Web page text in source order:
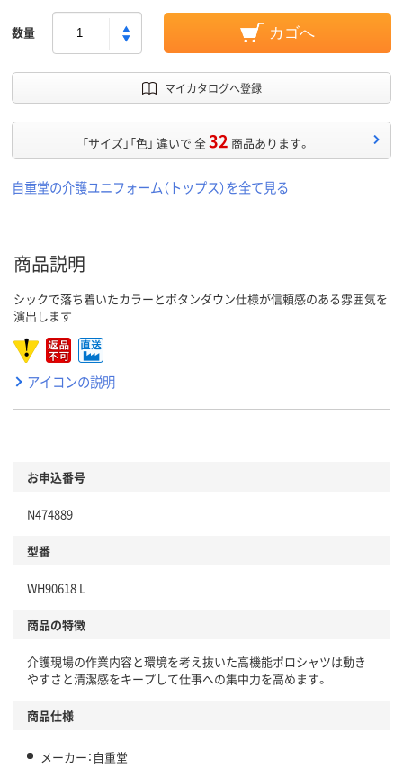
数量 カゴへ
マイカタログへ登録
「サイズ」「色」 違いで 全32 商品あります。
自重堂の介護ユニフォーム（トップス）を全て見る
商品説明
シックで落ち着いたカラーとボタンダウン仕様が信頼感のある雰囲気を
演出します
アイコンの説明
お申込番号
N474889
型番
WH90618 L
商品の特徴
介護現場の作業内容と環境を考え抜いた高機能ポロシャツは動き
やすさと清潔感をキープして仕事への集中力を高めます。
商品仕様
メーカー：自重堂